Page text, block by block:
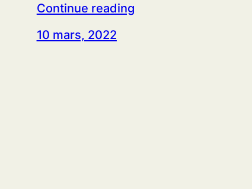
Continue reading
10 mars, 2022